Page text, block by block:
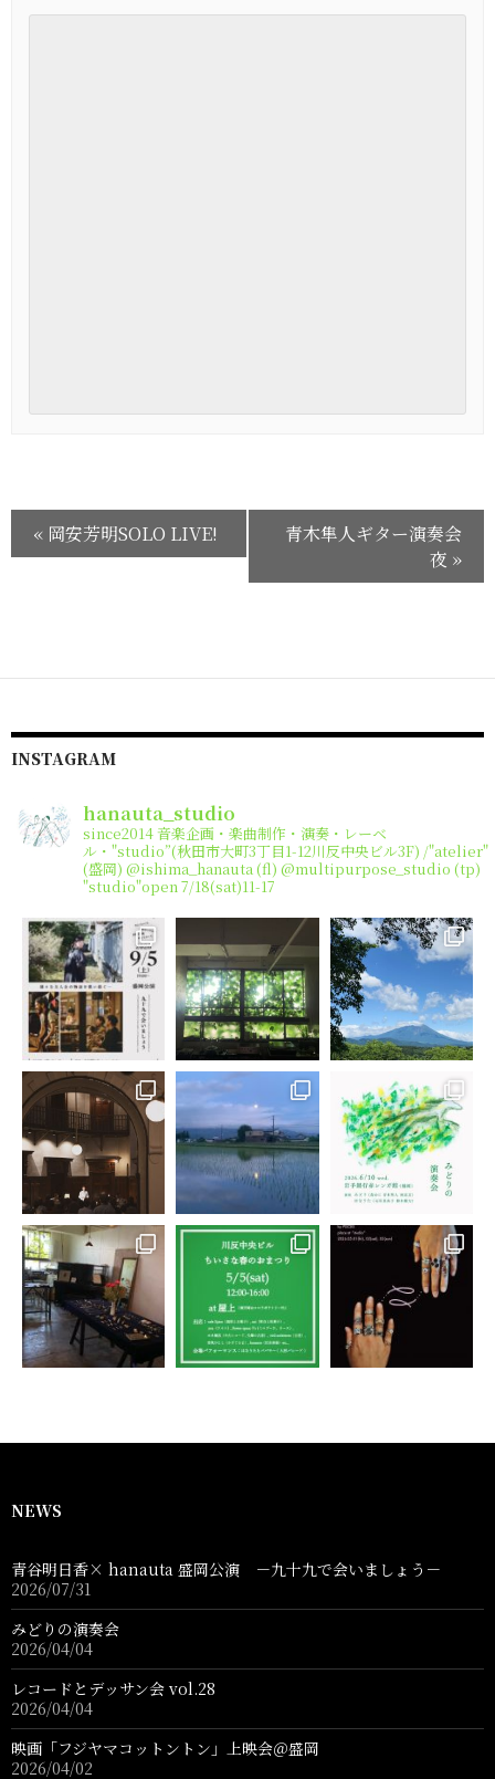
« 岡安芳明SOLO LIVE!
青木隼人ギター演奏会
夜 »
INSTAGRAM
hanauta_studio
since2014音楽企画・楽曲制作・演奏・レーベ
ル・"studio”(秋田市大町3丁目1-12川反中央ビル3F) /"atelier"
(盛岡) @ishima_hanauta (fl) @multipurpose_studio (tp)
"studio"open 7/18(sat)11-17
NEWS
青谷明日香× hanauta 盛岡公演 －九十九で会いましょう－
2026/07/31
みどりの演奏会
2026/04/04
レコードとデッサン会 vol.28
2026/04/04
映画「フジヤマコットントン」上映会＠盛岡
2026/04/02